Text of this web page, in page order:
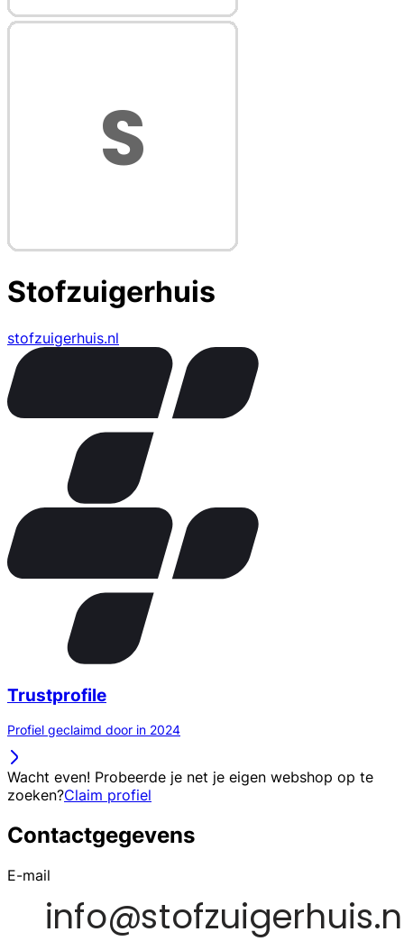
Stofzuigerhuis
stofzuigerhuis.nl
Trustprofile
Profiel geclaimd door in 2024
Wacht even! Probeerde je net je eigen webshop op te
zoeken?Claim profiel
Contactgegevens
E-mail